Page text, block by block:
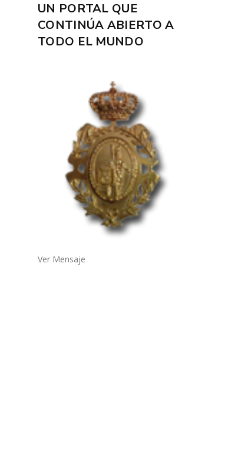
UN PORTAL QUE
CONTINÚA ABIERTO A
TODO EL MUNDO
Ver Mensaje